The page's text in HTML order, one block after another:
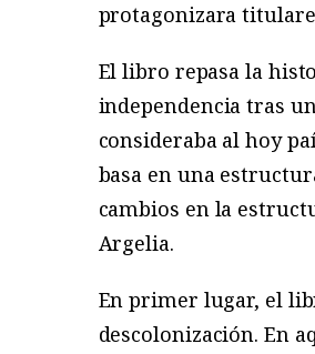
protagonizara
El libro repasa la
independencia tras
consideraba al hoy
basa en una
cambios en la
Argelia.
En primer lugar, el
descolonización. En